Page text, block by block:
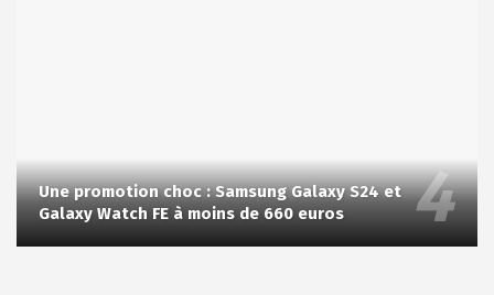
Une promotion choc : Samsung Galaxy S24 et
Galaxy Watch FE à moins de 660 euros